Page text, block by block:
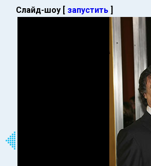
Слайд-шоу [ запустить ]